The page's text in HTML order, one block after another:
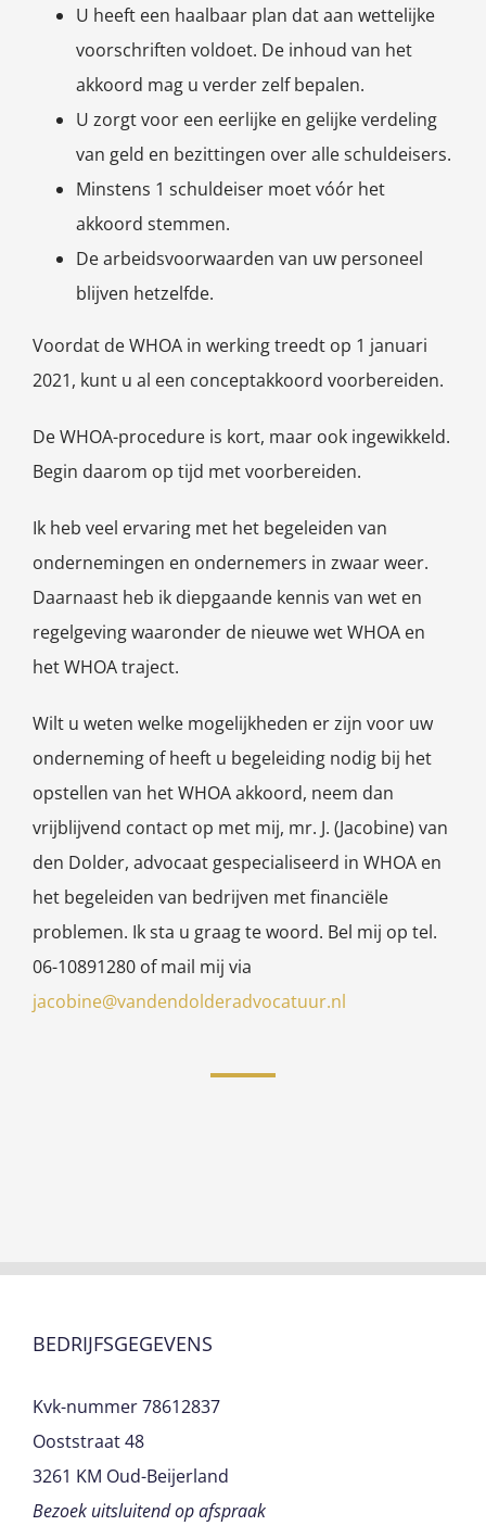
U heeft een haalbaar plan dat aan wettelijke
voorschriften voldoet. De inhoud van het
akkoord mag u verder zelf bepalen.
U zorgt voor een eerlijke en gelijke verdeling
van geld en bezittingen over alle schuldeisers.
Minstens 1 schuldeiser moet vóór het
akkoord stemmen.
De arbeidsvoorwaarden van uw personeel
blijven hetzelfde.
Voordat de WHOA in werking treedt op 1 januari
2021, kunt u al een conceptakkoord voorbereiden.
De WHOA-procedure is kort, maar ook ingewikkeld.
Begin daarom op tijd met voorbereiden.
Ik heb veel ervaring met het begeleiden van
ondernemingen en ondernemers in zwaar weer.
Daarnaast heb ik diepgaande kennis van wet en
regelgeving waaronder de nieuwe wet WHOA en
het WHOA traject.
Wilt u weten welke mogelijkheden er zijn voor uw
onderneming of heeft u begeleiding nodig bij het
opstellen van het WHOA akkoord, neem dan
vrijblijvend contact op met mij, mr. J. (Jacobine) van
den Dolder, advocaat gespecialiseerd in WHOA en
het begeleiden van bedrijven met financiële
problemen. Ik sta u graag te woord. Bel mij op tel.
06-10891280 of mail mij via
jacobine@vandendolderadvocatuur.nl
BEDRIJFSGEGEVENS
Kvk-nummer 78612837
Ooststraat 48
3261 KM Oud-Beijerland
Bezoek uitsluitend op afspraak